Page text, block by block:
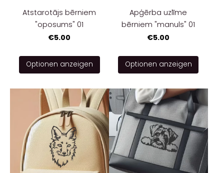
Atstarotājs bērniem
"oposums" 01
€5.00
Optionen anzeigen
Apģērba uzlīme
bērniem "manuls" 01
€5.00
Optionen anzeigen